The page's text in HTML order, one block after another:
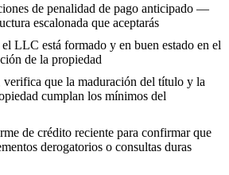
de penalidad de pago anticipado —
escalonada que aceptarás
LLC está formado y en buen estado en el
de la propiedad
verifica que la maduración del título y la
cumplan los mínimos del
de crédito reciente para confirmar que
derogatorios o consultas duras